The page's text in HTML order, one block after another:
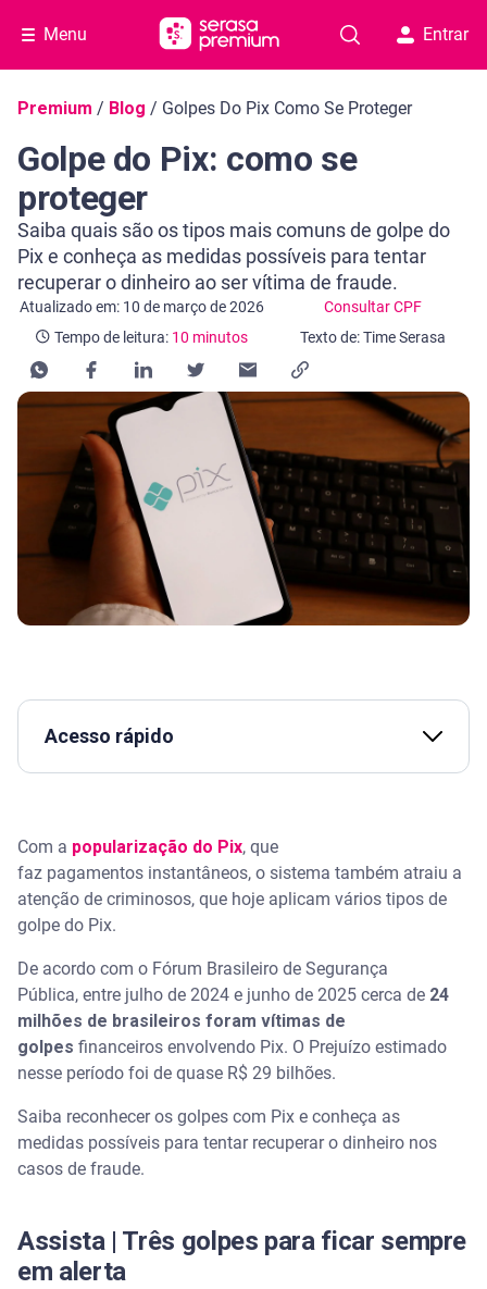
Menu Entrar
Navegação do blog
Premium / Blog / Golpes Do Pix Como Se Proteger
Golpe do Pix: como se
proteger
Saiba quais são os tipos mais comuns de golpe do
Pix e conheça as medidas possíveis para tentar
recuperar o dinheiro ao ser vítima de fraude.
Atualizado em: 10 de março de 2026 Consultar CPF
Categoria Consultar CPF
Tempo de leitura: 10 minutos
Tempo de leitura: 10 minutos
Texto de: Time Serasa
Acesso rápido
O que é o golpe do Pix
O que é o golpe do Pix
Quais são os golpes mais comuns do Pix
Como recuperar dinheiro de golpe do Pix
Mecanismo Especial de Devolução (MED): como
funciona
O que fazer se o banco não devolver o dinheiro
após o golpe do Pix?
Dicas de segurança para evitar golpes do Pix
Com a popularização do Pix, que
faz pagamentos instantâneos, o sistema também atraiu a
atenção de criminosos, que hoje aplicam vários tipos de
golpe do Pix.
De acordo com o Fórum Brasileiro de Segurança
Pública, entre julho de 2024 e junho de 2025 cerca de 24
milhões de brasileiros foram vítimas de
golpes financeiros envolvendo Pix. O Prejuízo estimado
nesse período foi de quase R$ 29 bilhões.
Saiba reconhecer os golpes com Pix e conheça as
medidas possíveis para tentar recuperar o dinheiro nos
casos de fraude.
Assista | Três golpes para ficar sempre
em alerta